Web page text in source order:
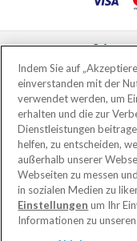
©
Eingetragener Firmensitz:
AttractionTickets.com is a
the owners of UK
Registered in England
Indem Sie auf
einverstanden mit der
verwendet werden, um
erhalten und die zur
Dienstleistungen
helfen, zu entscheiden,
außerhalb unserer
Webseiten zu messen
in sozialen Medien zu
Einstellungen um Ihr
Informationen zu